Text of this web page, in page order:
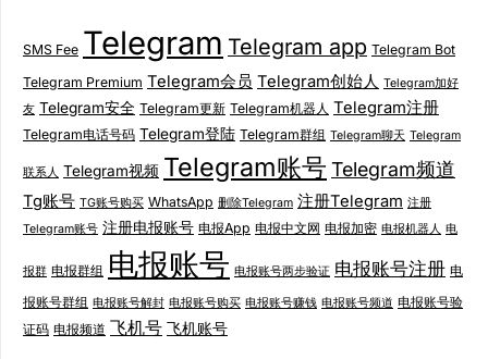
SMS Fee Telegram Telegram app Telegram Bot
Telegram Premium Telegram会员 Telegram创始人 Telegram加好
友 Telegram安全 Telegram更新 Telegram机器人 Telegram注册
Telegram电话号码 Telegram登陆 Telegram群组 Telegram聊天 Telegram
联系人 Telegram视频 Telegram账号 Telegram频道
Tg账号 TG账号购买 WhatsApp 删除Telegram 注册Telegram 注册
Telegram账号 注册电报账号 电报App 电报中文网 电报加密 电报机器人 电
报群 电报群组 电报账号 电报账号两步验证 电报账号注册 电
报账号群组 电报账号解封 电报账号购买 电报账号赚钱 电报账号频道 电报账号验
证码 电报频道 飞机号 飞机账号